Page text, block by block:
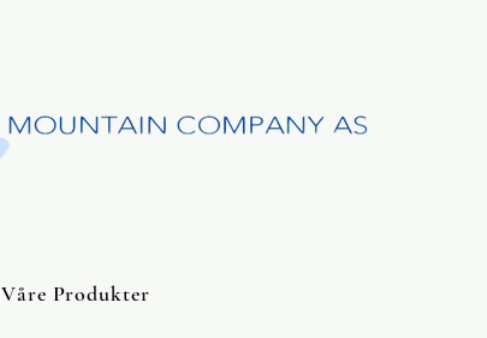
Våre Produkter